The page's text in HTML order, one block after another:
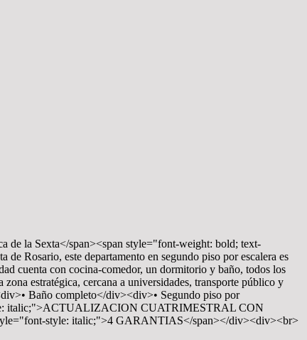
la Sexta</span><span style="font-weight: bold; text-
Rosario, este departamento en segundo piso por escalera es
cuenta con cocina-comedor, un dormitorio y baño, todos los
estratégica, cercana a universidades, transporte público y
Baño completo</div><div>• Segundo piso por
italic;">ACTUALIZACION CUATRIMESTRAL CON
style: italic;">4 GARANTIAS</span></div><div><br>